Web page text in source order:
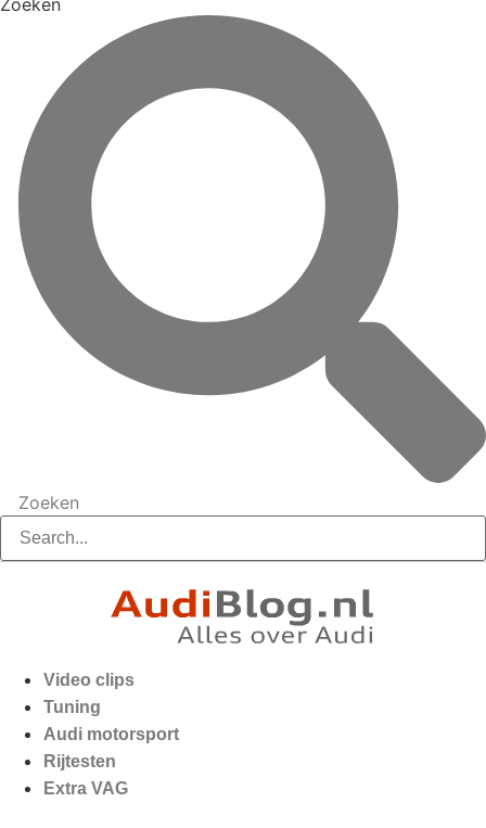
Zoeken
Video clips
Tuning
Audi motorsport
Rijtesten
Extra VAG